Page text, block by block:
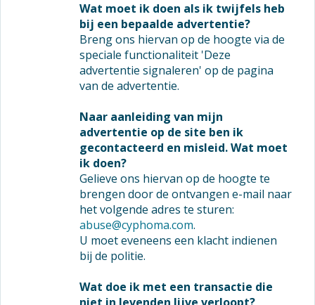
Wat moet ik doen als ik twijfels heb
bij een bepaalde advertentie?
Breng ons hiervan op de hoogte via de
speciale functionaliteit 'Deze
advertentie signaleren' op de pagina
van de advertentie.
Naar aanleiding van mijn
advertentie op de site ben ik
gecontacteerd en misleid. Wat moet
ik doen?
Gelieve ons hiervan op de hoogte te
brengen door de ontvangen e-mail naar
het volgende adres te sturen:
abuse@cyphoma.com.
U moet eveneens een klacht indienen
bij de politie.
Wat doe ik met een transactie die